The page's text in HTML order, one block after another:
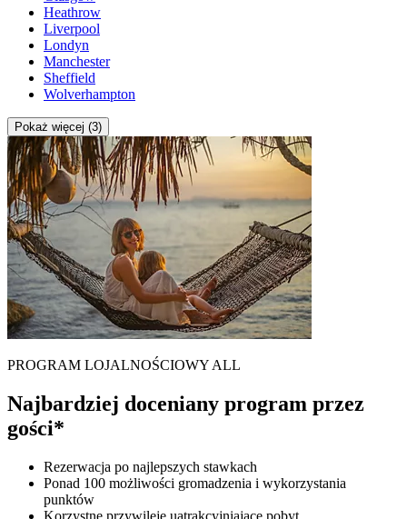
Heathrow
Liverpool
Londyn
Manchester
Sheffield
Wolverhampton
Pokaż więcej (3)
PROGRAM LOJALNOŚCIOWY ALL
Najbardziej doceniany program przez
gości*
Rezerwacja po najlepszych stawkach
Ponad 100 możliwości gromadzenia i wykorzystania
punktów
Korzystne przywileje uatrakcyjniające pobyt